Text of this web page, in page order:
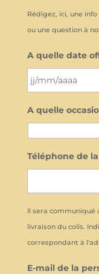
Rédigez, ici, une
ou une question à
A quelle date
slash
AAAA
A quelle
Téléphone de
Il sera communiqué
livraison du colis.
correspondant à
E-mail de la